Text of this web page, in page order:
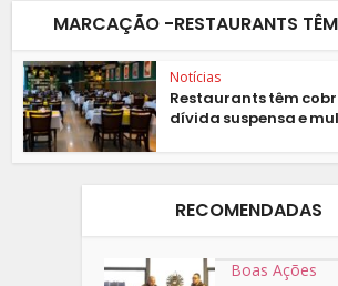
MARCAÇÃO -RESTAURANTS
Notícias
Restaurants têm
dívida suspensa e
RECOMENDADAS
Boas Ações